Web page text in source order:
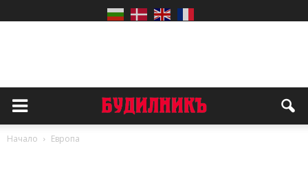
Начало Европа